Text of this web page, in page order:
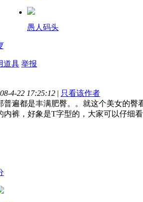
愚人码头
道具 举报
4-22 17:25:12 | 只看该作者
普遍都是丰满肥臀。。就这个美女的
内裤，好象是T字型的，大家可以仔细